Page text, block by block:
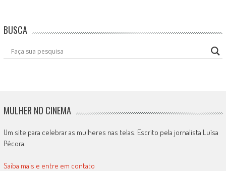
BUSCA
MULHER NO CINEMA
Um site para celebrar as mulheres nas telas. Escrito pela jornalista Luísa
Pécora.
Saiba mais e entre em contato